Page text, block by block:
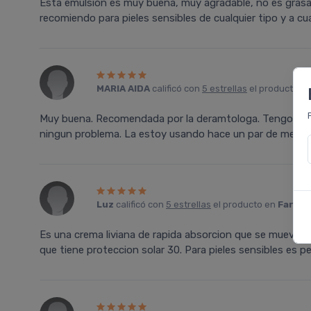
Esta emulsión es muy buena, muy agradable, no es
recomiendo para pieles sensibles de cualquier tipo y a
MARIA AIDA calificó con 5 estrellas el producto
Muy buena. Recomendada por la deramtologa. Tengo
ningun problema. La estoy usando hace un par de
Luz calificó con 5 estrellas el producto en
Es una crema liviana de rapida absorcion que se mueve
que tiene proteccion solar 30. Para pieles sensibles es